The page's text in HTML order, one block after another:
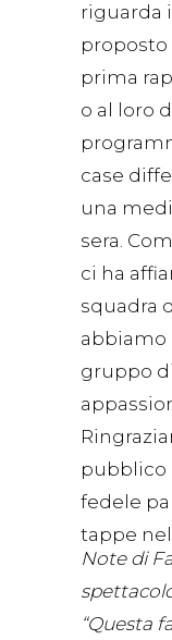
riguarda
prima
o al loro
case
una
sera.
ci ha
squadra
abbiamo
gruppo
pubblico
fedele
tappe
Note di
“Questa